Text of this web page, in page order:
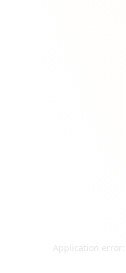
Application